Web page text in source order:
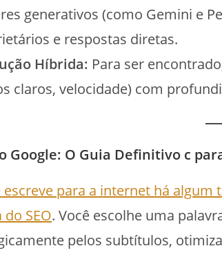
generativos (como Gemini e
e respostas diretas.
Híbrida: Para ser
claros, velocidade) com
Google: O Guia Definitivo c
escreve para a internet há
do SEO. Você escolhe uma
pelos subtítulos,